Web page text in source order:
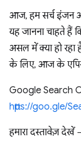
आज, हम सर्च इंजन
यह जानना चाहते हैं
असल में क्या हो रहा
के लिए, आज के
Google Search
https://goo.gle/
हमारा दस्तावेज़